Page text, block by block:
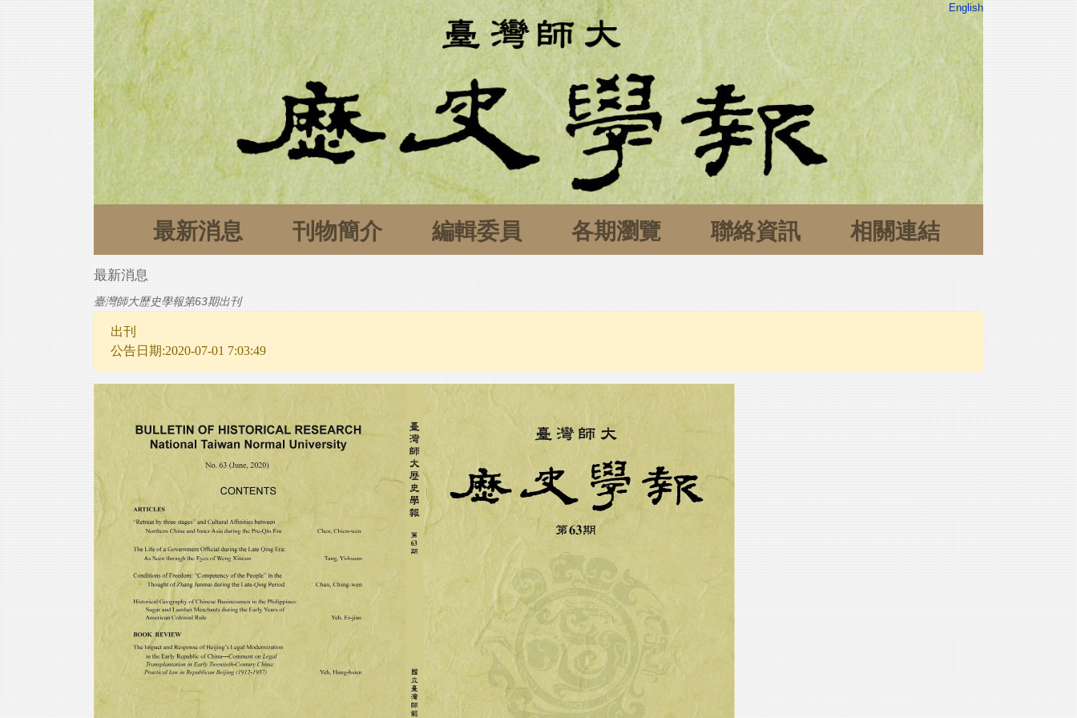
English
最新消息 刊物簡介 編輯委員 各期瀏覽 聯絡資訊 相關連結
最新消息
臺灣師大歷史學報第63期出刊
出刊
公告日期:2020-07-01 7:03:49